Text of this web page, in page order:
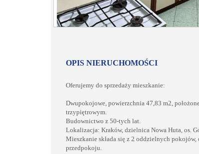
OPIS NIERUCHOMOŚCI
Oferujemy do sprzedaży mieszkanie:
Dwupokojowe, powierzchnia 47,83 m2,
trzypiętrowym.
Budownictwo z 50-tych lat.
Lokalizacja: Kraków, dzielnica Nowa Huta, os.
Mieszkanie składa się z 2 oddzielnych
przedpokoju.